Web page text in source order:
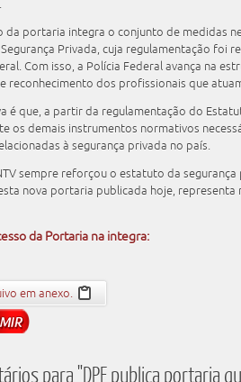
da portaria integra o conjunto de medidas
Privada, cuja regulamentação foi
Com isso, a Polícia Federal avança na
reconhecimento dos profissionais que
é que, a partir da regulamentação do
os demais instrumentos normativos
à segurança privada no país.
sempre reforçou o estatuto da
nova portaria publicada hoje, representa
da Portaria na integra:
em anexo.
para "DPF publica portaria